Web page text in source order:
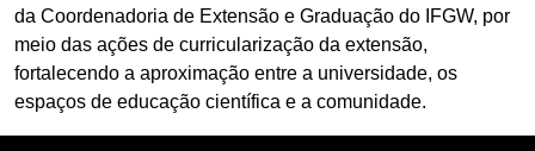
da Coordenadoria de Extensão e Graduação do IFGW, por
meio das ações de curricularização da extensão,
fortalecendo a aproximação entre a universidade, os
espaços de educação científica e a comunidade.